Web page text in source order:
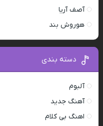
آصف آریا
هوروش بند
دسته بندی
آلبوم
آهنگ جدید
اهنگ بی کلام